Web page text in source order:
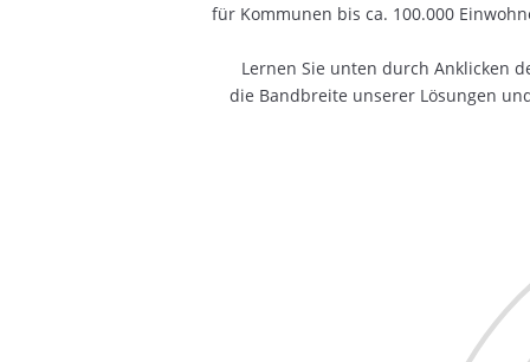
für Kommunen bis ca. 100.000
Lernen Sie unten durch Anklicken
die Bandbreite unserer Lösungen